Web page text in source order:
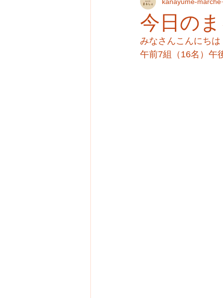
今日の
みなさんこんにち
午前7組（16名）午